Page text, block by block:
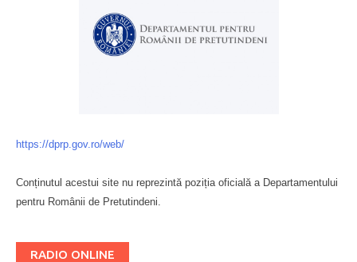
https://dprp.gov.ro/web/
Conținutul acestui site nu reprezintă poziția oficială a Departamentului
pentru Românii de Pretutindeni.
RADIO ONLINE